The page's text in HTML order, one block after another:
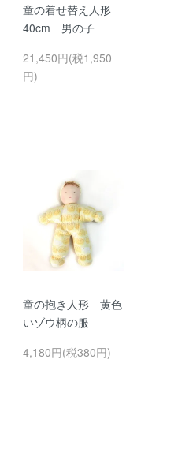
童の着せ替え人形
40cm 男の子
21,450円(税1,950
円)
童の抱き人形 黄色
いゾウ柄の服
4,180円(税380円)